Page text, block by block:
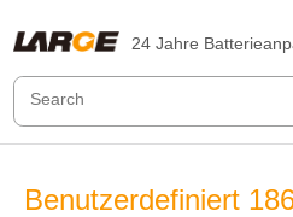
24 Jahre
Benutzerdefiniert